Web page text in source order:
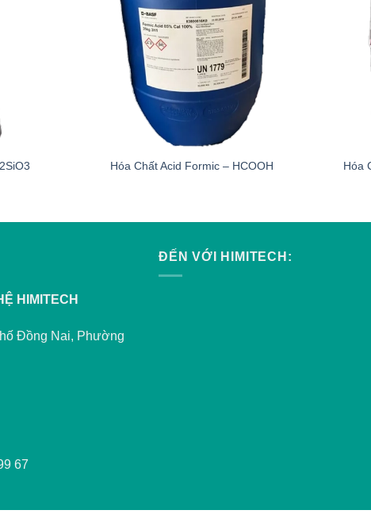
Hóa Chất Acid Formic – HCOOH Hóa
HIMITECH
Đồng Nai, Phường
67
ĐẾN VỚI HIMITECH: